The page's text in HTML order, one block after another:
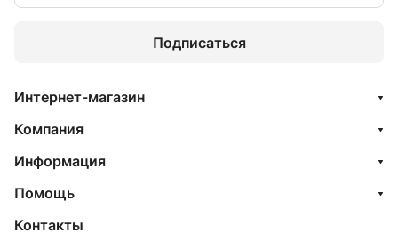
Подписаться
Интернет-магазин
Компания
Информация
Помощь
Контакты